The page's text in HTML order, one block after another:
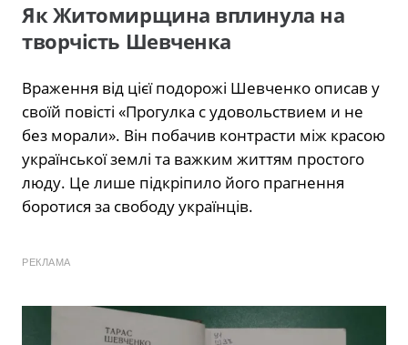
Як Житомирщина вплинула на
творчість Шевченка
Враження від цієї подорожі Шевченко описав у
своїй повісті «Прогулка с удовольствием и не
без морали». Він побачив контрасти між красою
української землі та важким життям простого
люду. Це лише підкріпило його прагнення
боротися за свободу українців.
РЕКЛАМА